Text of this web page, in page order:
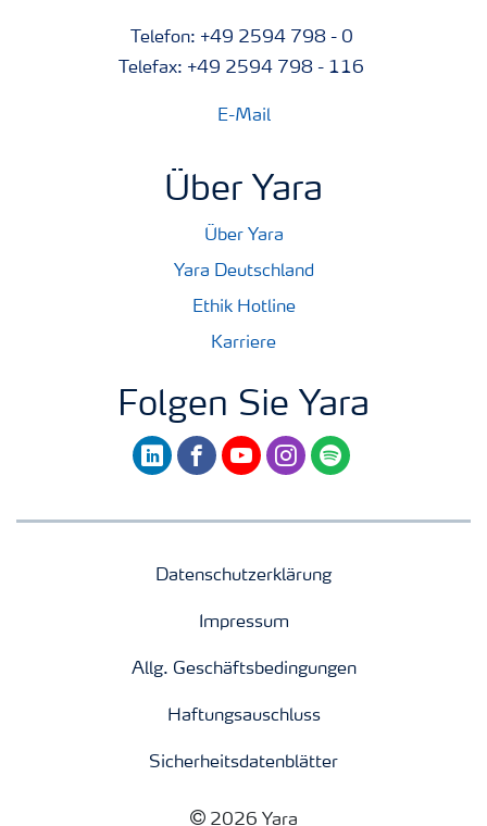
Telefon: +49 2594 798 - 0
Telefax: +49 2594 798 - 116
E-Mail
Über Yara
Über Yara
Yara Deutschland
Ethik Hotline
Karriere
Folgen Sie Yara
linkedinfacebookyoutubeinstagram
spotify
Datenschutzerklärung
Impressum
Allg. Geschäftsbedingungen
Haftungsauschluss
Sicherheitsdatenblätter
2026 Yara